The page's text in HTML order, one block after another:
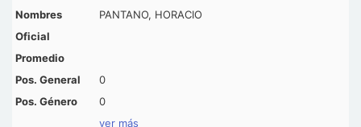
PANTANO, HORACIO
0
0
ver más